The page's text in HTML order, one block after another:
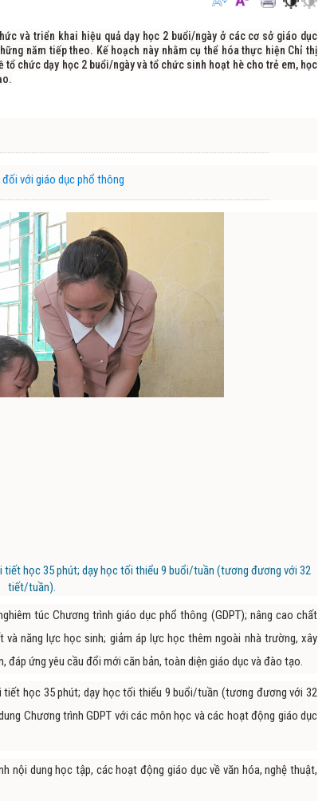
và triển khai hiệu quả dạy học 2 buổi/ngày ở các cơ sở giáo dục
năm tiếp theo. Kế hoạch này nhằm cụ thể hóa thực hiện Chỉ thị
tổ chức dạy học 2 buổi/ngày và tổ chức sinh hoạt hè cho trẻ em, học
với giáo dục phổ thông
học 35 phút; dạy học tối thiểu 9 buổi/tuần (tương đương với 32
tiết/tuần).
túc Chương trình giáo dục phổ thông (GDPT); nâng cao chất
năng lực học sinh; giảm áp lực học thêm ngoài nhà trường, xây
ứng yêu cầu đổi mới căn bản, toàn diện giáo dục và đào tạo.
học 35 phút; dạy học tối thiểu 9 buổi/tuần (tương đương với 32
Chương trình GDPT với các môn học và các hoạt động giáo dục
nội dung học tập, các hoạt động giáo dục về văn hóa, nghệ thuật,